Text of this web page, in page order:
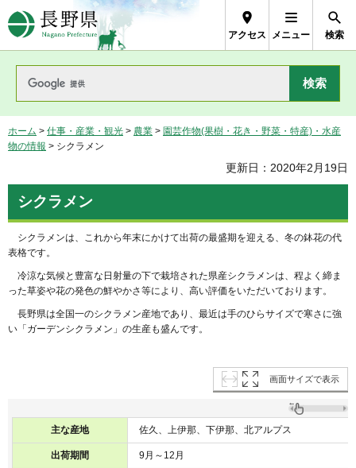
長野県Nagano Prefecture
アクセス メニュー 検索
ホーム > 仕事・産業・観光 > 農業 > 園芸作物(果樹・花き・野菜・特産)・水産
物の情報 > シクラメン
更新日：2020年2月19日
シクラメン
シクラメンは、これから年末にかけて出荷の最盛期を迎える、冬の鉢花の代
表格です。
冷涼な気候と豊富な日射量の下で栽培された県産シクラメンは、程よく締ま
った草姿や花の発色の鮮やかさ等により、高い評価をいただいております。
長野県は全国一のシクラメン産地であり、最近は手のひらサイズで寒さに強
い「ガーデンシクラメン」の生産も盛んです。
画面サイズで表示
主な産地 佐久、上伊那、下伊那、北アルプス
出荷期間 9月～12月